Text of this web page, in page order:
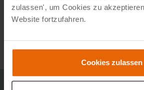
zulassen', um Cookies zu
Website fortzufahren.
Cookies zulassen
Stimmt dies mit Ihrer Firma überein?
bitte per Mail beijobs@verasol.de